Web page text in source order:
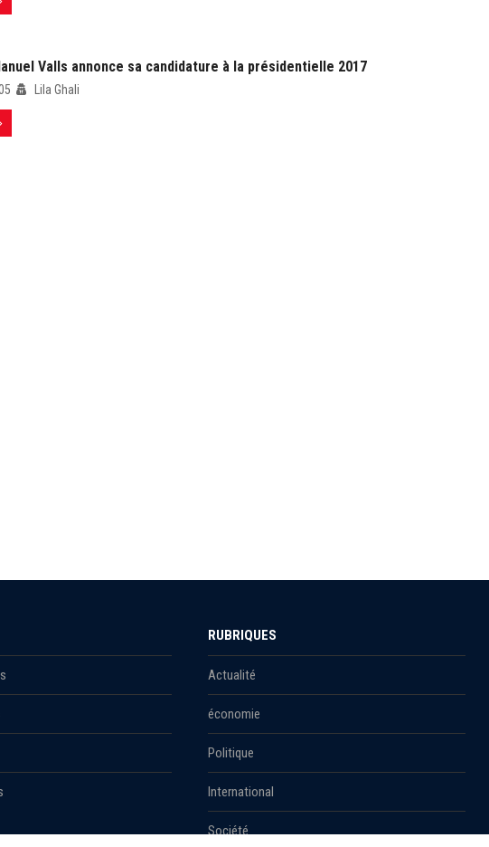
Valls annonce sa candidature à la présidentielle 2017
Lila Ghali
RUBRIQUES
Actualité
économie
Politique
International
Société